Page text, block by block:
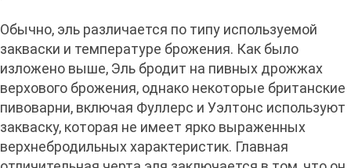
Обычно, эль различается по типу используемой
закваски и температуре брожения. Как было
изложено выше, Эль бродит на пивных дрожжах
верхового брожения, однако некоторые британские
пивоварни, включая Фуллерс и Уэлтонс используют
закваску, которая не имеет ярко выраженных
верхнебродильных характеристик. Главная